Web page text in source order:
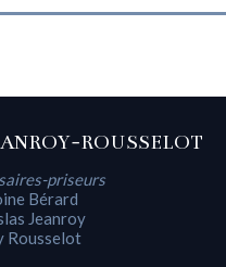
ROUSSELOT
priseurs
Bérard
Jeanroy
Rousselot